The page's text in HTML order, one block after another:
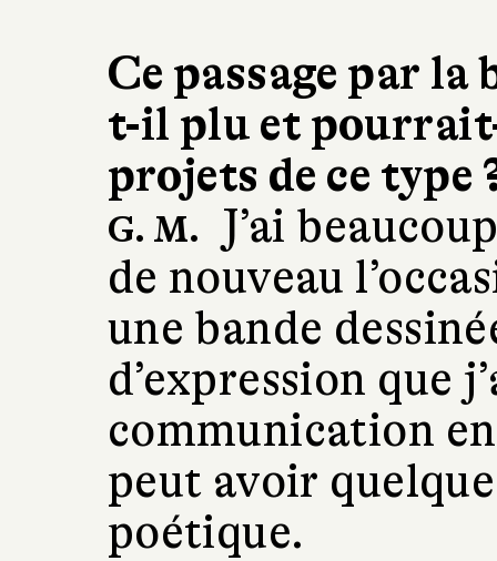
Ce passage par la
t-il plu et
projets de ce type
G. M.
J’ai
de nouveau
une bande
d’expression que
communication
peut avoir
poétique.